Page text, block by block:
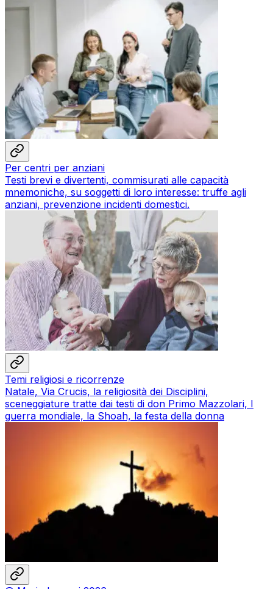
Per centri per anziani
Testi brevi e divertenti, commisurati alle capacità
mnemoniche, su soggetti di loro interesse: truffe agli
anziani, prevenzione incidenti domestici.
Temi religiosi e ricorrenze
Natale, Via Crucis, la religiosità dei Disciplini,
sceneggiature tratte dai testi di don Primo Mazzolari, I
guerra mondiale, la Shoah, la festa della donna